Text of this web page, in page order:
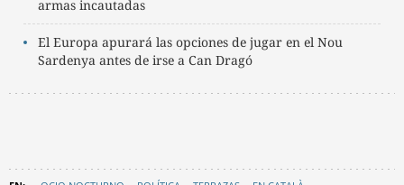
armas incautadas
El Europa apurará las opciones de jugar en el Nou
Sardenya antes de irse a Can Dragó